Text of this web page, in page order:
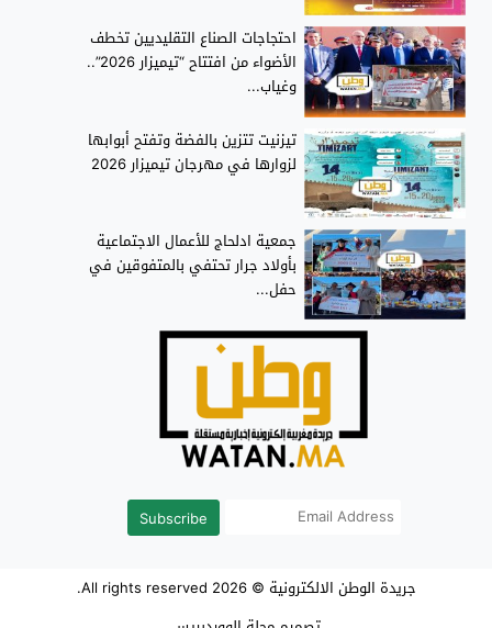
احتجاجات الصناع التقليديين تخطف
الأضواء من افتتاح “تيميزار 2026”..
وغياب...
تيزنيت تتزين بالفضة وتفتح أبوابها
لزوارها في مهرجان تيميزار 2026
جمعية ادلحاج للأعمال الاجتماعية
بأولاد جرار تحتفي بالمتفوقين في
حفل...
Subscribe
جريدة الوطن الالكترونية © 2026 All rights reserved.